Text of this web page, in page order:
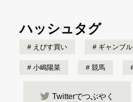
ハッシュタグ
えびす買い ギャンブル
小嶋陽菜 競馬
Twitterでつぶやく